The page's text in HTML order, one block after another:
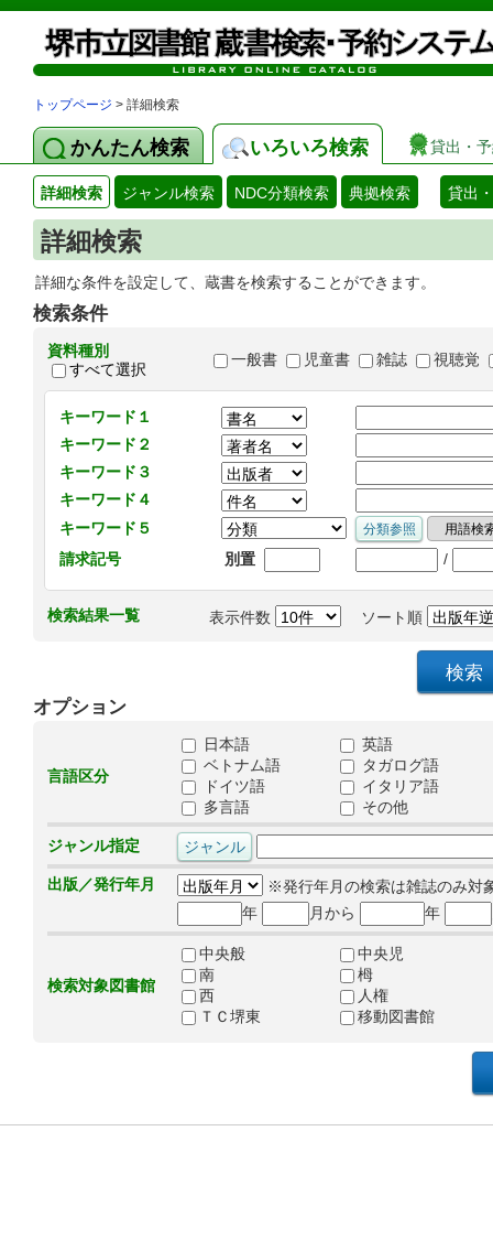
トップページ > 詳細検索
かんたん検索 いろいろ検索 貸出・
詳細検索 ジャンル検索 NDC分類検索 典拠検索 貸出
詳細検索
詳細な条件を設定して、蔵書を検索することができます。
検索条件
資料種別
すべて選択
一般書 児童書 雑誌 視聴覚
キーワード１
キーワード２
キーワード３
キーワード４
キーワード５
請求記号
別置 /
検索結果一覧 表示件数 ソート順
オプション
言語区分
日本語
英語
ベトナム語
タガログ語
ドイツ語
イタリア語
多言語
その他
ジャンル指定
出版／発行年月
※発行年月の検索は雑誌のみ対
年
月から 年
検索対象図書館
中央般
中央児
南
栂
西
人権
ＴＣ堺東
移動図書館